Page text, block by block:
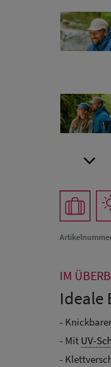
IM
Ideale
-
- Mit UV-
-